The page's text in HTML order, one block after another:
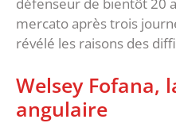
mercato après trois
révélé les raisons des
Welsey Fofana,
angulaire